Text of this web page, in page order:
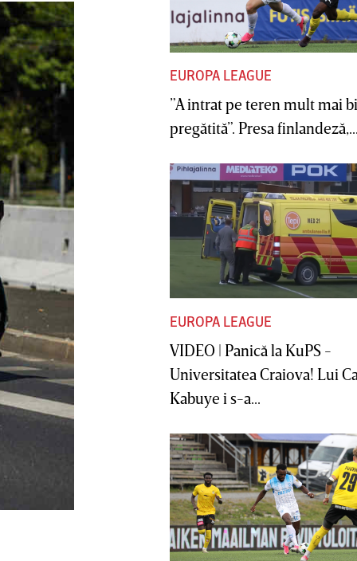
EUROPA LEAGUE
”A intrat pe teren mult mai
pregătită”. Presa
EUROPA LEAGUE
VIDEO | Panică la KuPS -
Universitatea Craiova! Lui
Kabuye i s-a...